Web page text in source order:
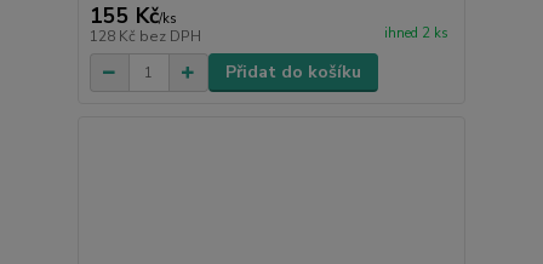
155 Kč/ks
128 Kč bez DPH ihned 2 ks
Přidat do košíku